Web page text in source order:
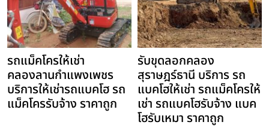
รถแม็คโครให้เช่า
คลองลานกำแพงเพชร
บริการให้เช่ารถแบคโฮ รถ
แม็คโครรับจ้าง ราคาถูก
รับขุดลอกคลอง
สุราษฎร์ธานี บริการ รถ
แบคโฮให้เช่า รถแม็คโครให้
เช่า รถแบคโฮรับจ้าง แบค
โฮรับเหมา ราคาถูก